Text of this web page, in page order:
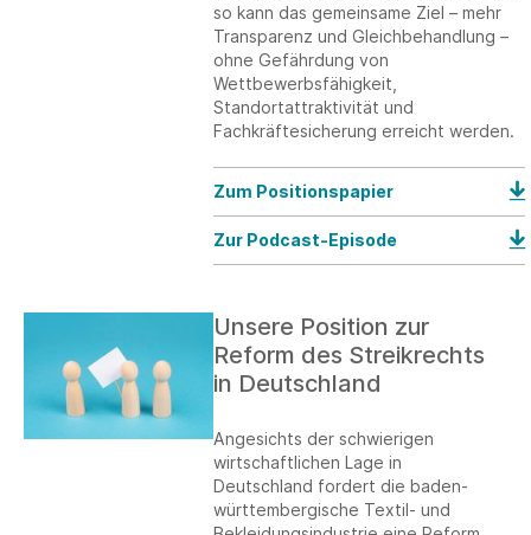
so kann das gemeinsame Ziel – mehr
Transparenz und Gleichbehandlung –
ohne Gefährdung von
Wettbewerbsfähigkeit,
Standortattraktivität und
Fachkräftesicherung erreicht werden.
Zum Positionspapier
Zur Podcast-Episode
Unsere Position zur
Reform des Streikrechts
in Deutschland
Angesichts der schwierigen
wirtschaftlichen Lage in
Deutschland fordert die baden-
württembergische Textil- und